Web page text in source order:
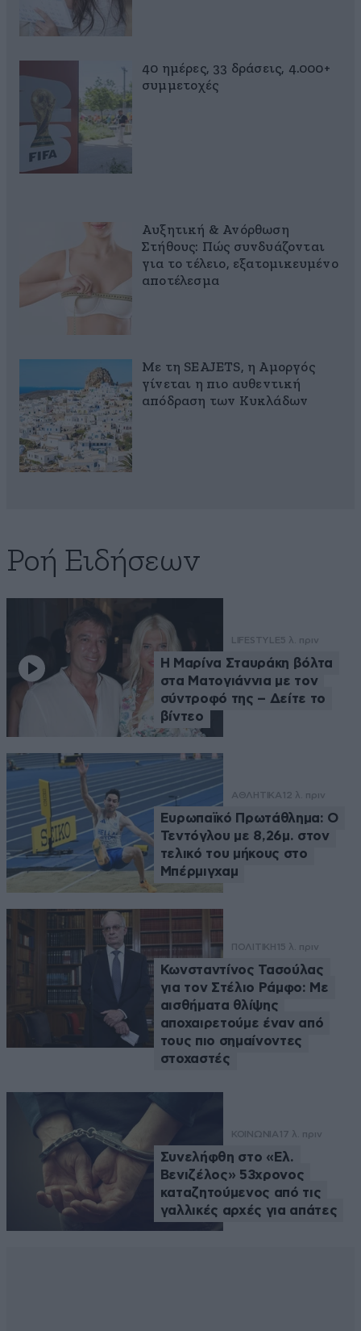
40 ημέρες, 33 δράσεις, 4.000+
συμμετοχές
Αυξητική & Ανόρθωση
Στήθους: Πώς συνδυάζονται
για το τέλειο, εξατομικευμένο
αποτέλεσμα
Με τη SEAJETS, η Αμοργός
γίνεται η πιο αυθεντική
απόδραση των Κυκλάδων
Ροή Ειδήσεων
LIFESTYLE5 λ. πριν
Η Μαρίνα Σταυράκη βόλτα
στα Ματογιάννια με τον
σύντροφό της – Δείτε το
βίντεο
ΑΘΛΗΤΙΚΑ 12 λ. πριν
Ευρωπαϊκό Πρωτάθλημα: Ο
Τεντόγλου με 8,26μ. στον
τελικό του μήκους στο
Μπέρμιγχαμ
ΠΟΛΙΤΙΚΗ 15 λ. πριν
Κωνσταντίνος Τασούλας
για τον Στέλιο Ράμφο: Με
αισθήματα θλίψης
αποχαιρετούμε έναν από
τους πιο σημαίνοντες
στοχαστές
ΚΟΙΝΩΝΙΑ 17 λ. πριν
Συνελήφθη στο «Ελ.
Βενιζέλος» 53χρονος
καταζητούμενος από τις
γαλλικές αρχές για απάτες